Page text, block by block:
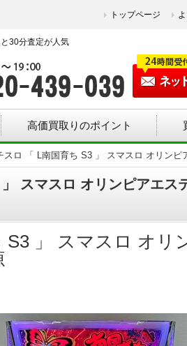
トップページ
30分査定が人気
高価買取りのポイント
スロ 「 L南国育ち S3 」 スマスロ オリン
スマスロ オリンピアエス
」 スマスロ オリ